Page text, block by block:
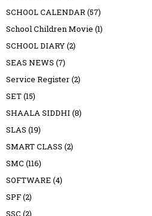
SCHOOL CALENDAR(57)
School Children Movie (1)
SCHOOL DIARY(2)
SEAS NEWS (7)
Service Register(2)
SET(15)
SHAALA SIDDHI (8)
SLAS (19)
SMART CLASS (2)
SMC (116)
SOFTWARE (4)
SPF(2)